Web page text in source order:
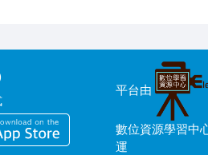
平台由
數位資源學習中
運